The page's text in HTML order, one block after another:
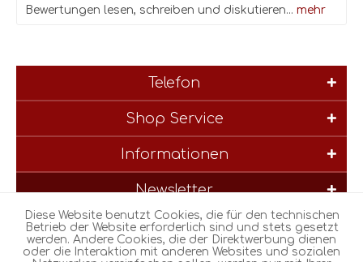
Bewertungen lesen, schreiben und diskutieren... mehr
Telefon
Shop Service
Informationen
Newsletter
* Alle Preise inkl. gesetzl. Mehrwertsteuer zzgl.Versandkostenund
ggf. Nachnahmegebühren, wenn nicht anders beschrieben
Diese Website benutzt Cookies, die für den technischen
Betrieb der Website erforderlich sind und stets gesetzt
werden. Andere Cookies, die der Direktwerbung dienen
oder die Interaktion mit anderen Websites und sozialen